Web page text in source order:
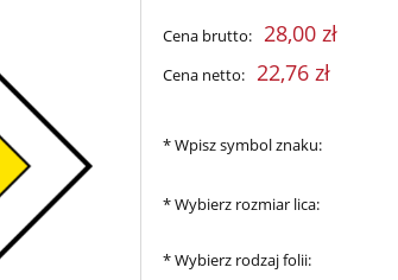
Cena brutto: 28,00 zł
Cena netto: 22,76 zł
*Wpisz symbol znaku:
*Wybierz rozmiar lica:
*Wybierz rodzaj folii: